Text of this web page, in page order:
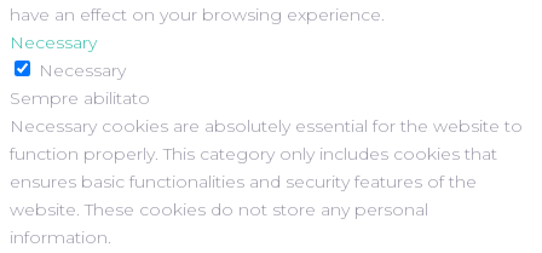
have an effect on your browsing experience.
Necessary
Necessary
Sempre abilitato
Necessary cookies are absolutely essential for the website to
function properly. This category only includes cookies that
ensures basic functionalities and security features of the
website. These cookies do not store any personal
information.